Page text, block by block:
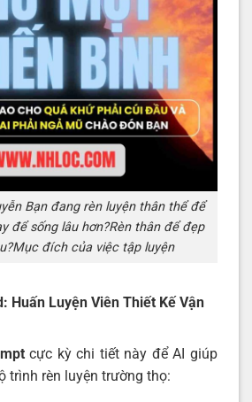
Bạn đang rèn luyện thân thể để
để sống lâu hơn?Rèn thân để đẹp
đích của việc tập luyện
Huấn Luyện Viên Thiết Kế Vận
cực kỳ chi tiết này để AI giúp
trình rèn luyện trường thọ: